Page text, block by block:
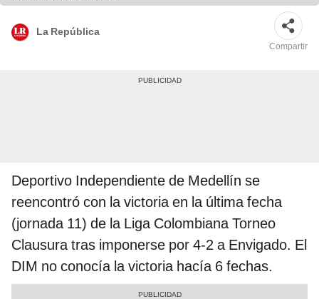
La República
Compartir
Deportivo Independiente de Medellín se
reencontró con la victoria en la última fecha
(jornada 11) de la Liga Colombiana Torneo
Clausura tras imponerse por 4-2 a Envigado. El
DIM no conocía la victoria hacía 6 fechas.